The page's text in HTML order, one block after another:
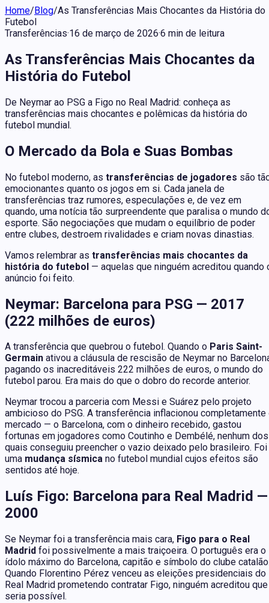
Home/Blog/As Transferências Mais Chocantes da História do
Futebol
Transferências·16 de março de 2026·6 min de leitura
As Transferências Mais Chocantes da
História do Futebol
De Neymar ao PSG a Figo no Real Madrid: conheça as
transferências mais chocantes e polêmicas da história do
futebol mundial.
O Mercado da Bola e Suas Bombas
No futebol moderno, as transferências de jogadores são
emocionantes quanto os jogos em si. Cada janela de
transferências traz rumores, especulações e, de vez em
quando, uma notícia tão surpreendente que paralisa o mundo
esporte. São negociações que mudam o equilíbrio de poder
entre clubes, destroem rivalidades e criam novas dinastias.
Vamos relembrar as transferências mais chocantes da
história do futebol — aquelas que ninguém acreditou quando
anúncio foi feito.
Neymar: Barcelona para PSG — 2017
(222 milhões de euros)
A transferência que quebrou o futebol. Quando o Paris Saint-
Germain ativou a cláusula de rescisão de Neymar no
pagando os inacreditáveis 222 milhões de euros, o mundo do
futebol parou. Era mais do que o dobro do recorde anterior.
Neymar trocou a parceria com Messi e Suárez pelo projeto
ambicioso do PSG. A transferência inflacionou completamente
mercado — o Barcelona, com o dinheiro recebido, gastou
fortunas em jogadores como Coutinho e Dembélé, nenhum dos
quais conseguiu preencher o vazio deixado pelo brasileiro. Foi
uma mudança sísmica no futebol mundial cujos efeitos são
sentidos até hoje.
Luís Figo: Barcelona para Real Madrid —
2000
Se Neymar foi a transferência mais cara, Figo para o Real
Madrid foi possivelmente a mais traiçoeira. O português era o
ídolo máximo do Barcelona, capitão e símbolo do clube
Quando Florentino Pérez venceu as eleições presidenciais do
Real Madrid prometendo contratar Figo, ninguém acreditou que
seria possível.